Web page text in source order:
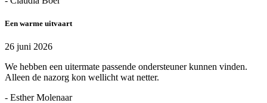
Een warme uitvaart
26 juni 2026
We hebben een uitermate passende ondersteuner kunnen vinden.
Alleen de nazorg kon wellicht wat netter.
- Esther Molenaar